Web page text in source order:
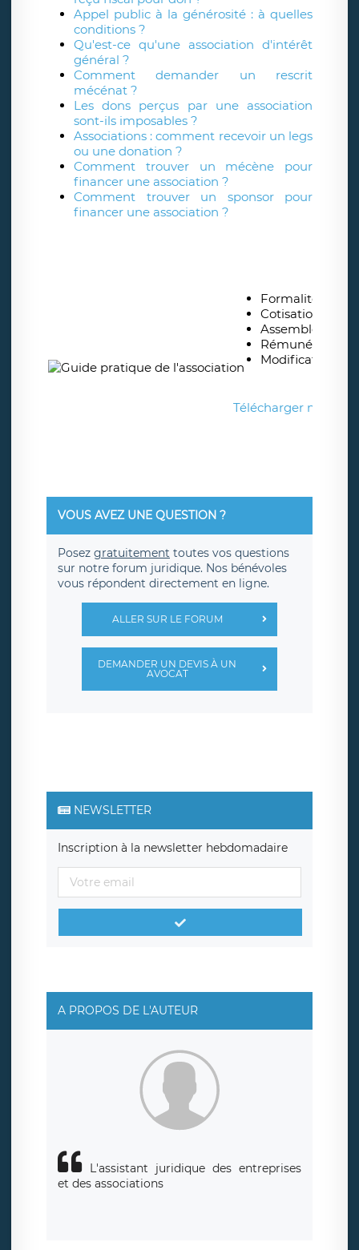
Appel public à la générosité : à quelles
conditions ?
Qu'est-ce qu'une association d'intérêt
général ?
Comment demander un rescrit
mécénat ?
Les dons perçus par une association
sont-ils imposables ?
Associations : comment recevoir un legs
ou une donation ?
Comment trouver un mécène pour
financer une association ?
Comment trouver un sponsor pour
financer une association ?
Formalités de
Cotisations,
Assemblées
Rémunération
Modification
Télécharger mon
VOUS AVEZ UNE QUESTION ?
Posez gratuitement toutes vos questions
sur notre forum juridique. Nos bénévoles
vous répondent directement en ligne.
ALLER SUR LE FORUM
DEMANDER UN DEVIS À UN
AVOCAT
NEWSLETTER
Inscription à la newsletter hebdomadaire
A PROPOS DE L'AUTEUR
L'assistant juridique des entreprises
et des associations